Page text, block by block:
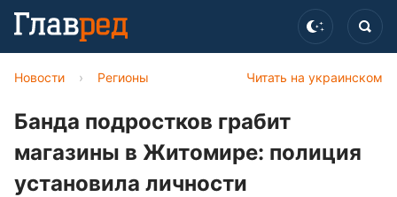
Читать на украинском
Новости › Регионы
Банда подростков грабит
магазины в Житомире: полиция
установила личности